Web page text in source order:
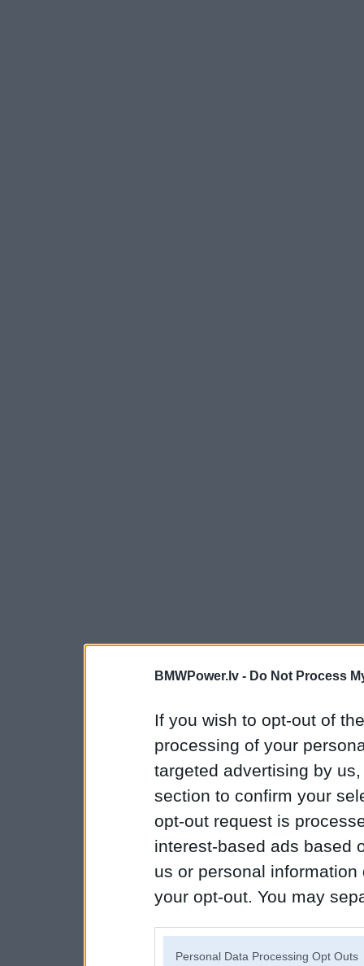
BMWPower.lv - Do Not Process
If you wish to opt-out of
processing of your
targeted advertising by
section to confirm your
opt-out request is
interest-based ads based
us or personal
your opt-out. You may
Personal Data Processing Opt Outs